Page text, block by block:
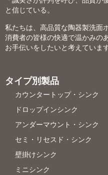
と信じている。
私たちは、高品質な陶器製洗面
消費者の皆様の快適で温かみの
お手伝いをしたいと考えています
タイプ別製品
カウンタートップ・シンク
ドロップインシンク
アンダーマウント・シンク
セミ・リセスド・シンク
壁掛けシンク
ミニシンク